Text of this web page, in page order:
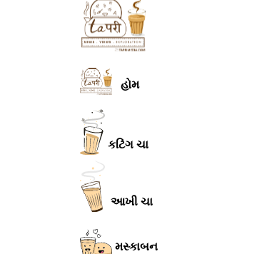
હોમ
કટિંગ ચા
આખી ચા
મસ્કાબન